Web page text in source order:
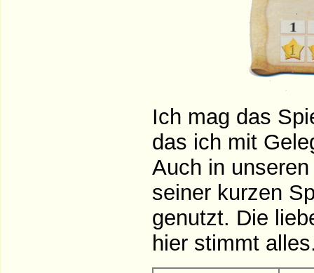
Ich mag das
das ich mit
Auch in
seiner kurzen
genutzt. Die
hier stimmt